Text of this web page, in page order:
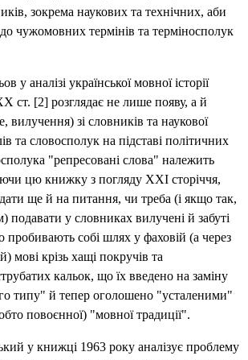
зокрема наукових та технічних, аби
чужомовних термінів та терміносполук
у аналізі української мовної історії
ст. [2] розглядає не лише появу, а й
вилучення) зі словників та наукової
та словосполук на підставі політичних
"репресовані слова" належить
цю книжку з погляду XXI сторіччя,
ще й на питання, чи треба (і якщо так,
подавати у словниках вилучені й забуті
пробивають собі шлях у фаховій (а через
мові крізь хащі покручів та
кальок, що їх введено на заміну
типу" й тепер оголошено "усталеними"
повоєнної) "мовної традиції".
у книжці 1963 року аналізує проблему